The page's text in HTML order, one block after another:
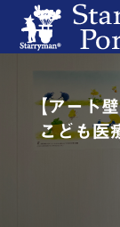
【アート
こども医